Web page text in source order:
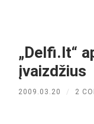
„Delfi.lt“
įvaizdžius
2009.03.20 / 2